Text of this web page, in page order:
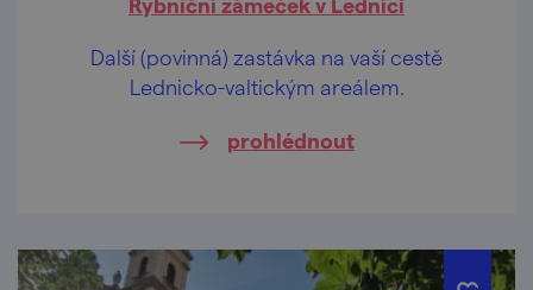
Další (povinná) zastávka na vaší cestě
Lednicko-valtickým areálem.
prohlédnout